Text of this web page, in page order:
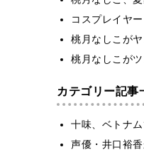
コスプレイヤ
桃月なしこが
桃月なしこが
カテゴリー記事
十味、ベトナ
声優・井口裕